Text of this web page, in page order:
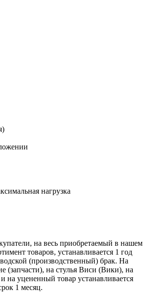
нагрузка
на весь приобретаемый в нашем
товаров, устанавливается 1 год
(производственный) брак. На
(запчасти), на стулья Виси (Вики), на
на уцененный товар устанавливается
1 месяц.